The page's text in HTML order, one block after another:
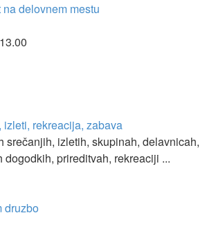
na delovnem mestu
rekreacija, zabava
srečanjih, izletih, skupinah, delavnicah,
dogodkih, prireditvah, rekreaciji ...
druzbo